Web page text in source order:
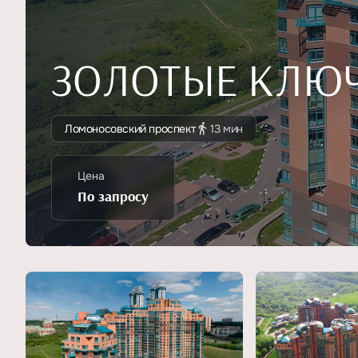
ЗОЛОТЫЕ
Ломоносовский проспект 13 мин
Цена
По запросу